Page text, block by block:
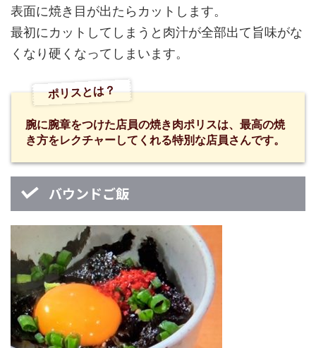
表面に焼き目が出たらカットします。
最初にカットしてしまうと肉汁が全部出て旨味がな
くなり硬くなってしまいます。
ポリスとは？
腕に腕章をつけた店員の焼き肉ポリスは、最高の焼
き方をレクチャーしてくれる特別な店員さんです。
バウンドご飯